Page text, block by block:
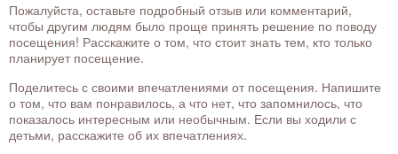
Пожалуйста, оставьте подробный отзыв или комментарий,
чтобы другим людям было проще принять решение по поводу
посещения! Расскажите о том, что стоит знать тем, кто только
планирует посещение.
Поделитесь с своими впечатлениями от посещения. Напишите
о том, что вам понравилось, а что нет, что запомнилось, что
показалось интересным или необычным. Если вы ходили с
детьми, расскажите об их впечатлениях.